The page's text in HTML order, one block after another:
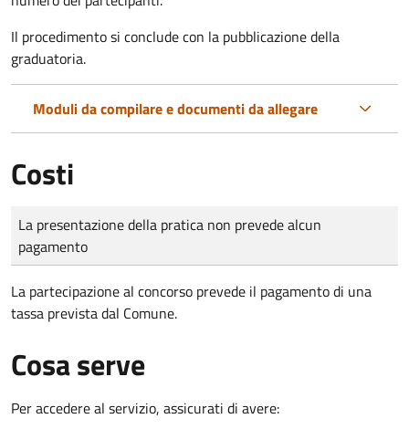
Il procedimento si conclude con la pubblicazione della
graduatoria.
Moduli da compilare e documenti da allegare
Costi
Tipo di pagamento
Importo
La presentazione della pratica non prevede alcun
pagamento
La partecipazione al concorso prevede il pagamento di una
tassa prevista dal Comune.
Cosa serve
Per accedere al servizio, assicurati di avere: